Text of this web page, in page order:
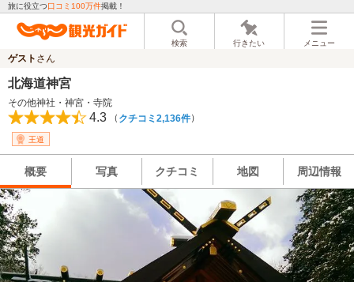
旅に役立つ口コミ100万件掲載！
検索 行きたい メニュー
ゲスト さん
北海道神宮
その他神社・神宮・寺院
4.3 （ クチコミ2,136件）
王道
概要 写真 クチコミ 地図 周辺情報